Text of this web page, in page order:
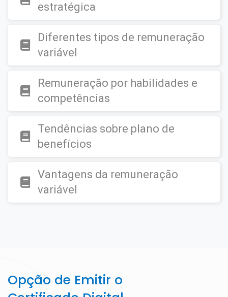
estratégica
Diferentes tipos de remuneração
variável
Remuneração por habilidades e
competências
Tendências sobre plano de
benefícios
Vantagens da remuneração
variável
Opção de Emitir o